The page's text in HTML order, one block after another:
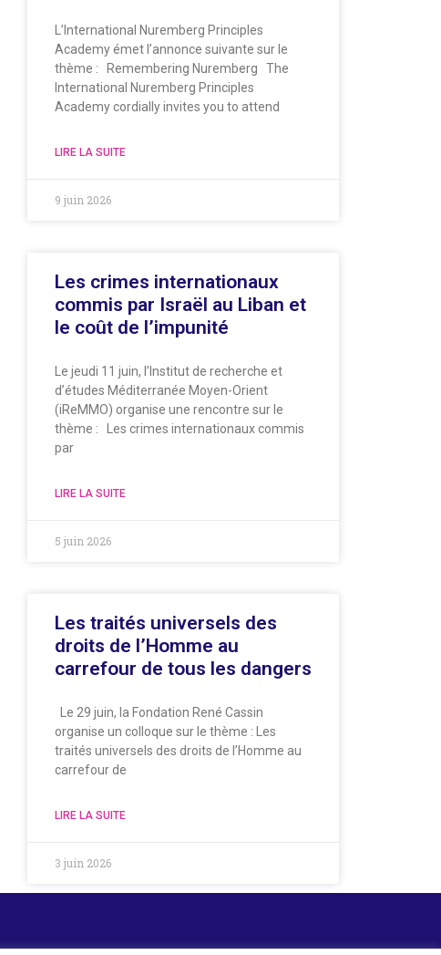
L’International Nuremberg Principles
Academy émet l’annonce suivante sur le
thème : Remembering Nuremberg The
International Nuremberg Principles
Academy cordially invites you to attend
LIRE LA SUITE
9 juin 2026
Les crimes internationaux
commis par Israël au Liban et
le coût de l’impunité
Le jeudi 11 juin, l’Institut de recherche et
d’études Méditerranée Moyen-Orient
(iReMMO) organise une rencontre sur le
thème : Les crimes internationaux commis
par
LIRE LA SUITE
5 juin 2026
Les traités universels des
droits de l’Homme au
carrefour de tous les dangers
Le 29 juin, la Fondation René Cassin
organise un colloque sur le thème : Les
traités universels des droits de l’Homme au
carrefour de
LIRE LA SUITE
3 juin 2026